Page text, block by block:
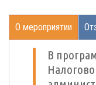
О мероприятии
В